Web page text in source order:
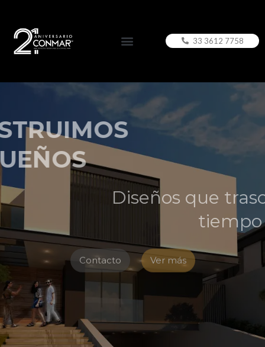
33 3612 7758
CONSTRUIMOS
SUEÑOS
Diseños que trascienden el
Contacto Ver más